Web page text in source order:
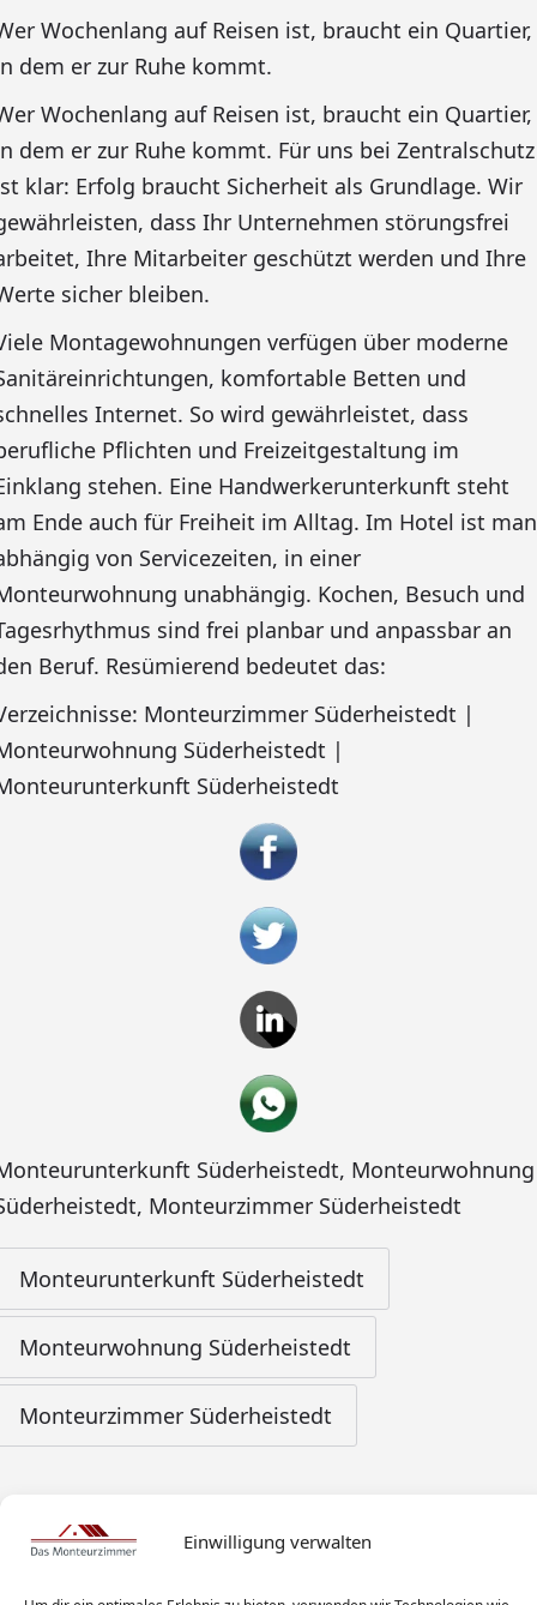
Einwilligung verwalten
Wochenlang auf Reisen ist, braucht ein Quartier,
dem er zur Ruhe kommt.
Wochenlang auf Reisen ist, braucht ein Quartier,
dem er zur Ruhe kommt. Für uns bei Zentralschutz
klar: Erfolg braucht Sicherheit als Grundlage. Wir
dass Ihr Unternehmen störungsfrei
Ihre Mitarbeiter geschützt werden und Ihre
sicher bleiben.
Montagewohnungen verfügen über moderne
komfortable Betten und
Internet. So wird gewährleistet, dass
Pflichten und Freizeitgestaltung im
stehen. Eine Handwerkerunterkunft steht
Ende auch für Freiheit im Alltag. Im Hotel ist man
von Servicezeiten, in einer
unabhängig. Kochen, Besuch und
sind frei planbar und anpassbar an
Beruf. Resümierend bedeutet das:
Monteurzimmer Süderheistedt |
Süderheistedt |
Süderheistedt
Süderheistedt, Monteurwohnung
, Monteurzimmer Süderheistedt
Monteurunterkunft Süderheistedt
Monteurwohnung Süderheistedt
Monteurzimmer Süderheistedt